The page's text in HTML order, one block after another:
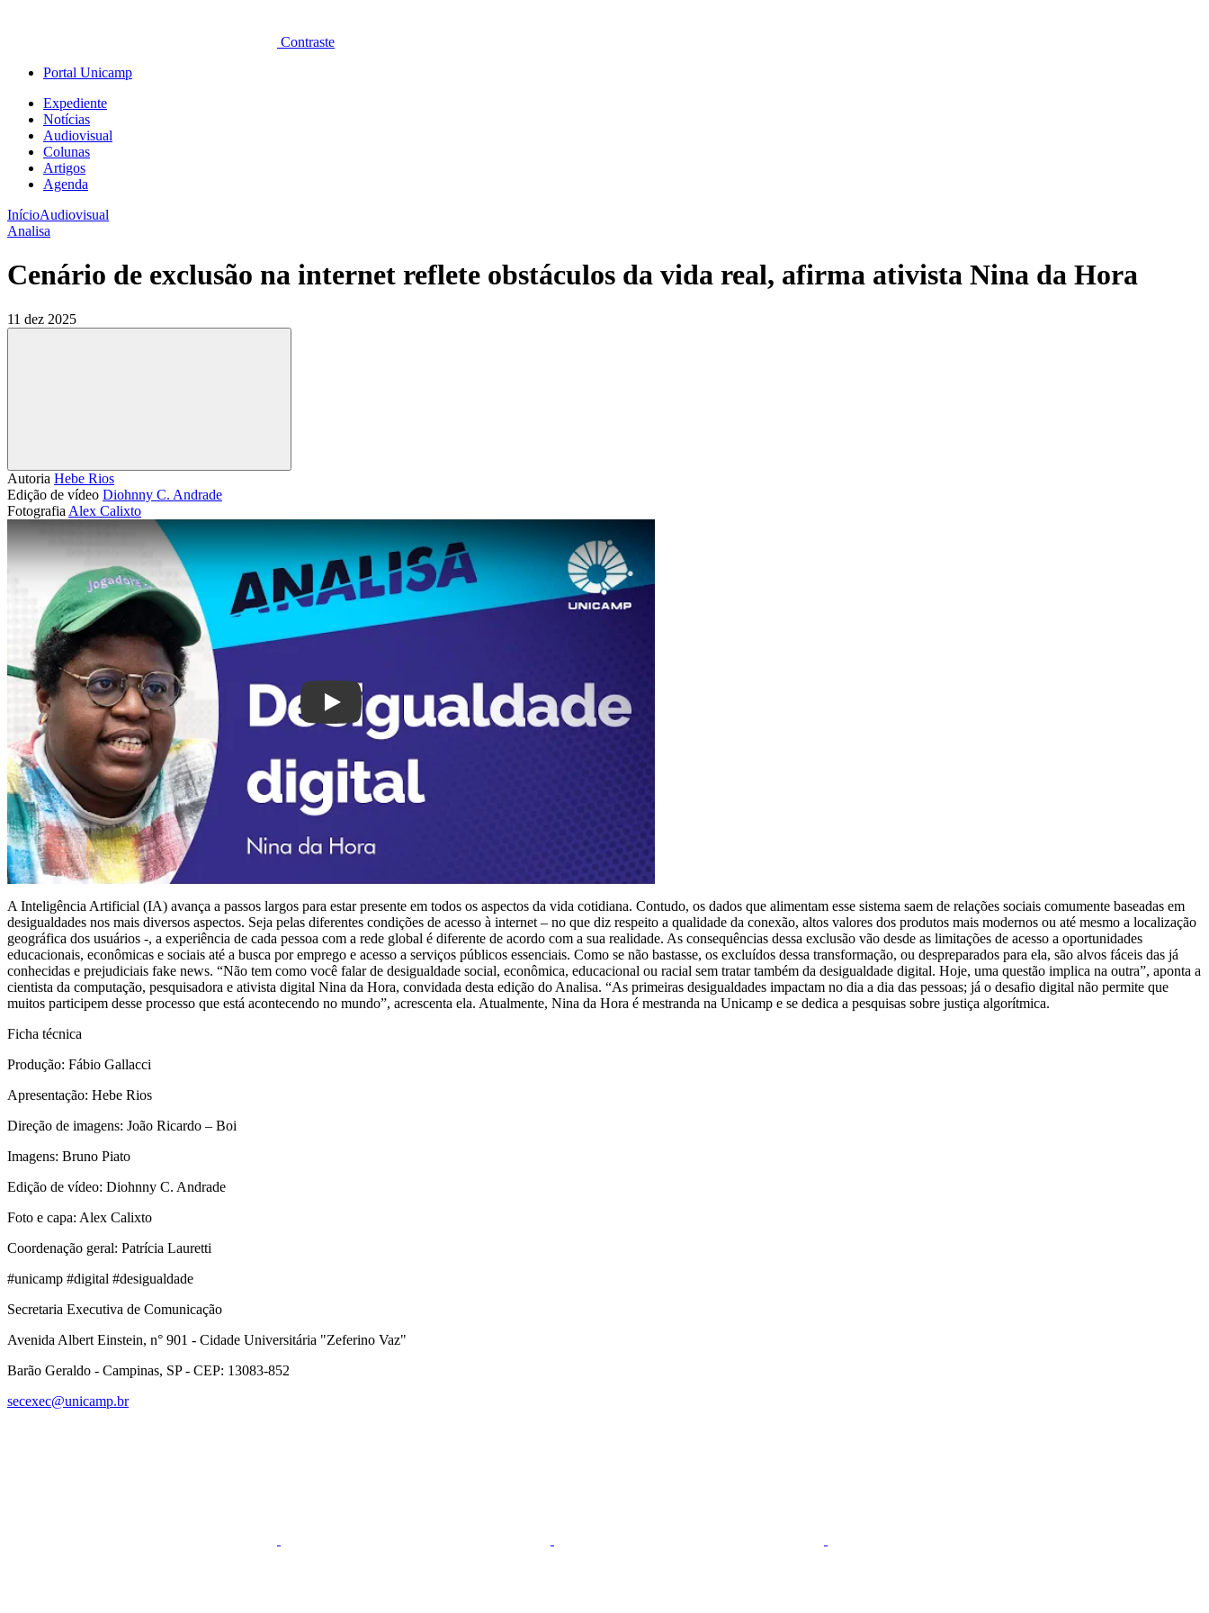
Contraste
Portal Unicamp
Expediente
Notícias
Audiovisual
Colunas
Artigos
Agenda
InícioAudiovisual
Analisa
Cenário de exclusão na internet reflete obstáculos da vida real, afirma ativista Nina da Hora
11 dez 2025
Compartilhar
Autoria Hebe Rios
Edição de vídeo Diohnny C. Andrade
Fotografia Alex Calixto
Play
A Inteligência Artificial (IA) avança a passos largos para estar presente em todos os aspectos da vida cotidiana. Contudo, os dados que alimentam esse sistema saem de relações sociais comumente baseadas em
desigualdades nos mais diversos aspectos. Seja pelas diferentes condições de acesso à internet – no que diz respeito a qualidade da conexão, altos valores dos produtos mais modernos ou até mesmo a localização
geográfica dos usuários -, a experiência de cada pessoa com a rede global é diferente de acordo com a sua realidade. As consequências dessa exclusão vão desde as limitações de acesso a oportunidades
educacionais, econômicas e sociais até a busca por emprego e acesso a serviços públicos essenciais. Como se não bastasse, os excluídos dessa transformação, ou despreparados para ela, são alvos fáceis das já
conhecidas e prejudiciais fake news. “Não tem como você falar de desigualdade social, econômica, educacional ou racial sem tratar também da desigualdade digital. Hoje, uma questão implica na outra”, aponta a
cientista da computação, pesquisadora e ativista digital Nina da Hora, convidada desta edição do Analisa. “As primeiras desigualdades impactam no dia a dia das pessoas; já o desafio digital não permite que
muitos participem desse processo que está acontecendo no mundo”, acrescenta ela. Atualmente, Nina da Hora é mestranda na Unicamp e se dedica a pesquisas sobre justiça algorítmica.
Ficha técnica
Produção: Fábio Gallacci
Apresentação: Hebe Rios
Direção de imagens: João Ricardo – Boi
Imagens: Bruno Piato
Edição de vídeo: Diohnny C. Andrade
Foto e capa: Alex Calixto
Coordenação geral: Patrícia Lauretti
#unicamp #digital #desigualdade
Secretaria Executiva de Comunicação
Avenida Albert Einstein, n° 901 - Cidade Universitária "Zeferino Vaz"
Barão Geraldo - Campinas, SP - CEP: 13083-852
secexec@unicamp.br